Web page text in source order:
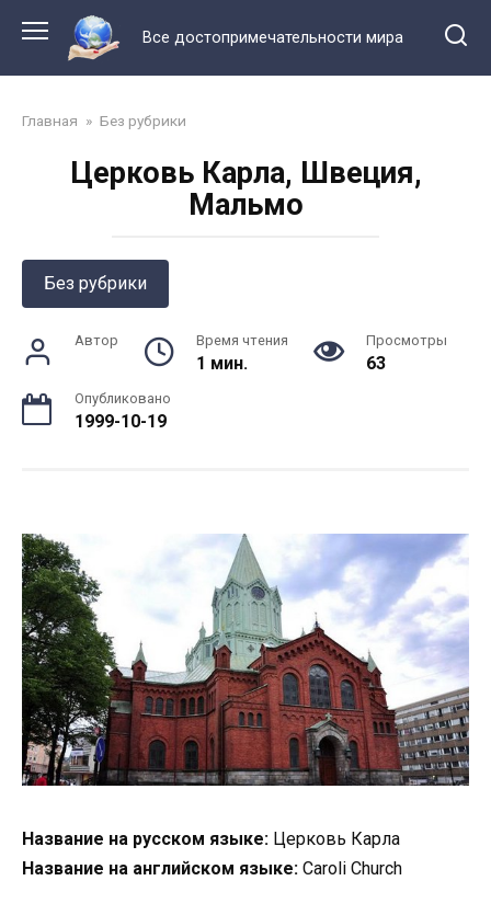
контенту
Все достопримечательности мира
Главная » Без рубрики
Церковь Карла, Швеция,
Мальмо
Без рубрики
Автор Время чтения
1 мин.
Просмотры
63
Опубликовано
1999-10-19
Название на русском языке: Церковь Карла
Название на английском языке: Caroli Church